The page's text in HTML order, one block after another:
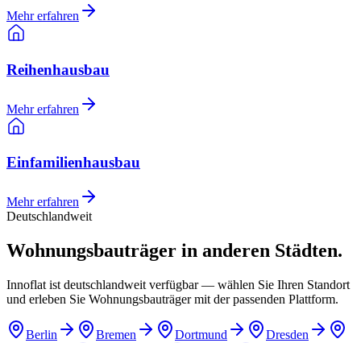
Mehr erfahren
Reihenhausbau
Mehr erfahren
Einfamilienhausbau
Mehr erfahren
Deutschlandweit
Wohnungsbauträger in anderen Städten.
Innoflat ist deutschlandweit verfügbar — wählen Sie Ihren Standort
und erleben Sie Wohnungsbauträger mit der passenden Plattform.
Berlin Bremen Dortmund
Dresden